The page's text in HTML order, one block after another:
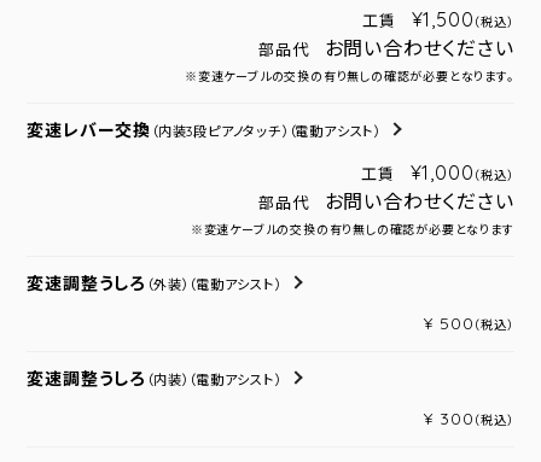
工賃 ¥1,500 （税込）
部品代 お問い合わせください
※変速ケーブルの交換の有り無しの確認が必要となります。
変速レバー交換 （内装3段ピアノタッチ） （電動アシスト）
工賃 ¥1,000 （税込）
部品代 お問い合わせください
※変速ケーブルの交換の有り無しの確認が必要となります
変速調整うしろ （外装） （電動アシスト）
¥ 500 （税込）
変速調整うしろ （内装） （電動アシスト）
¥ 300 （税込）